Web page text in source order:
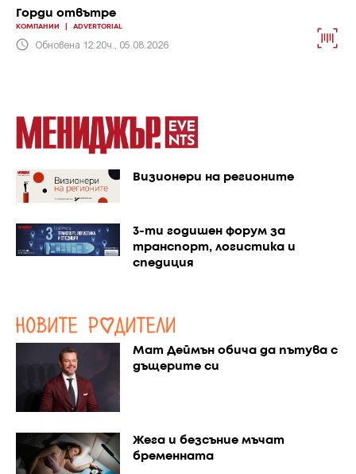
Горди отвътре
КОМПАНИИ ADVERTORIAL
Обновена 12:20ч., 05.08.2026
Визионери на регионите
3-ти годишен форум за
транспорт, логистика и
спедиция
Мат Деймън обича да пътува с
дъщерите си
Жега и безсъние мъчат
бременната